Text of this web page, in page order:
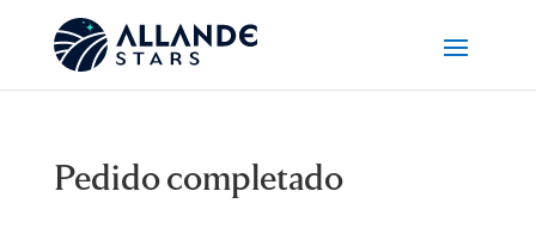
Pedido completado